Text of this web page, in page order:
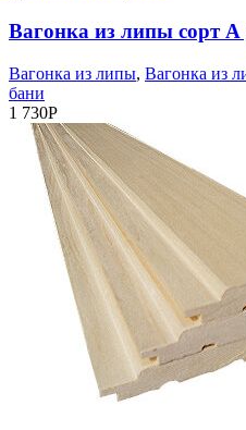
Вагонка из липы сорт
Вагонка из липы, Вагонка из
бани
1 730Р